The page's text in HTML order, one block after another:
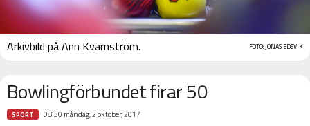
FOTO: JONAS EDSVIK
Arkivbild på Ann Kvarnström.
Bowlingförbundet firar 50
SPORT 08:30 måndag, 2 oktober, 2017